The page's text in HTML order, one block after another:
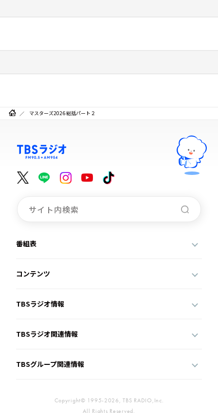
全国の◯◯舘さん、集合！東北の舘様が
ダウ90000・蓮見翔が斬る！「ラジオ流
行ってない」発言の真意
【後編】宇多丸『スーパーガ
ール』を語る！【映画評書き